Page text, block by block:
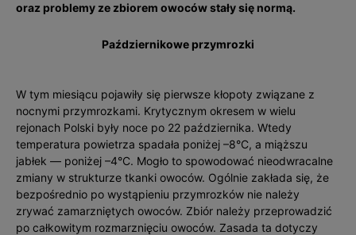
oraz problemy ze zbiorem owoców stały się normą.
Październikowe przymrozki
W tym miesiącu pojawiły się pierwsze kłopoty związane z
nocnymi przymrozkami. Krytycznym okresem w wielu
rejonach Polski były noce po 22 października. Wtedy
temperatura powietrza spadała poniżej –8°C, a miąższu
jabłek — poniżej –4°C. Mogło to spowodować nieodwracalne
zmiany w strukturze tkanki owoców. Ogólnie zakłada się, że
bezpośrednio po wystąpieniu przymrozków nie należy
zrywać zamarzniętych owoców. Zbiór należy przeprowadzić
po całkowitym rozmarznięciu owoców. Zasada ta dotyczy